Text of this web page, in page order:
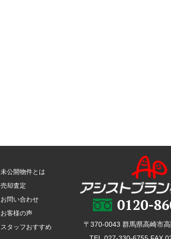
未公開物件とは
売却査定
お問い合わせ
お客様の声
スタッフおすすめ
〒370-0043 群馬県高崎市